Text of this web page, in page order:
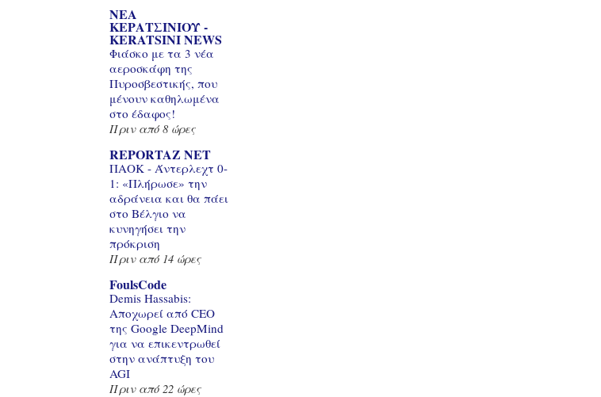
ΝΕΑ
ΚΕΡΑΤΣΙΝΙΟΥ -
KERATSINI NEWS
Φιάσκο με τα 3 νέα
αεροσκάφη της
Πυροσβεστικής, που
μένουν καθηλωμένα
στο έδαφος!
Πριν από 8 ώρες
REPORTAZ NET
ΠΑΟΚ - Άντερλεχτ 0-
1: «Πλήρωσε» την
αδράνεια και θα πάει
στο Βέλγιο να
κυνηγήσει την
πρόκριση
Πριν από 14 ώρες
FoulsCode
Demis Hassabis:
Αποχωρεί από CEO
της Google DeepMind
για να επικεντρωθεί
στην ανάπτυξη του
AGI
Πριν από 22 ώρες